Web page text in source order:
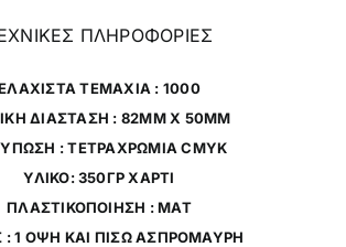
ΠΛΗΡΟΦΟΡΙΕΣ
ΤΕΜΑΧΙΑ : 1000
ΔΙΑΣΤΑΣΗ : 82MM X 50MM
: ΤΕΤΡΑΧΡΩΜΙΑ CMYK
ΥΛΙΚΟ: 350ΓΡ ΧΑΡΤΙ
ΠΛΑΣΤΙΚΟΠΟΙΗΣΗ : ΜΑΤ
: 1 ΟΨΗ ΚΑΙ ΠΙΣΩ ΑΣΠΡΟΜΑΥΡΗ